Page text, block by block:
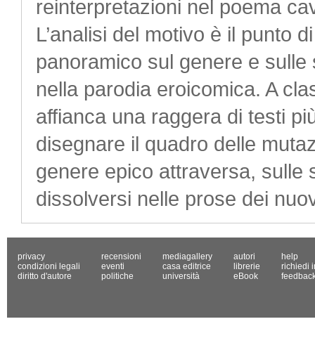
reinterpretazioni nel poema
L’analisi del motivo è il punto
panoramico sul genere e
nella parodia eroicomica. A
affianca una raggera di testi
disegnare il quadro delle
genere epico attraversa, sulle
dissolversi nelle prose dei
privacy
condizioni legali
diritto d'autore
recensioni
eventi
politiche
mediagallery
casa editrice
università
autori
librerie
eBook
help
richiedi